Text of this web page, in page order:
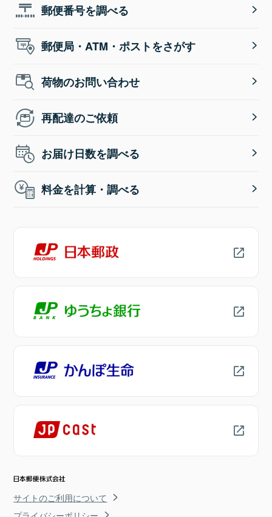
郵便番号を調べる
郵便局・ATM・ポストをさがす
荷物のお問い合わせ
再配達のご依頼
お届け日数を調べる
料金を計算・調べる
サイトのご利用について